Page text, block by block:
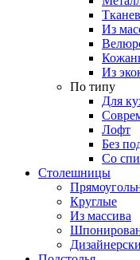
Из
Из
По типу
Для
Лофт
Без
Со
Столешницы
Круглые
Из массива